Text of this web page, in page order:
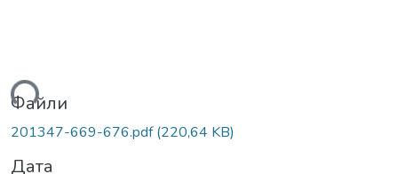
Файли
201347-669-676.pdf(220,64 KB)
Дата